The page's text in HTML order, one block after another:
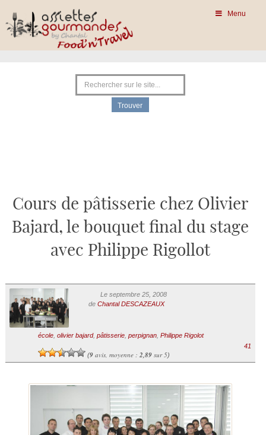
Menu
Cours de pâtisserie chez Olivier
Bajard, le bouquet final du stage
avec Philippe Rigollot
Le septembre 25, 2008
de Chantal DESCAZEAUX
école, olivier bajard, pâtisserie, perpignan, Philippe Rigolot
(9avis, moyenne : 2,89sur 5)
41